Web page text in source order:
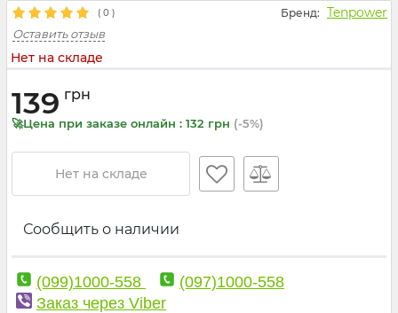
( 0 ) Бренд: Tenpower
Оставить отзыв
Нет на складе
139 грн
🚀Цена при заказе онлайн : 132 грн (-5%)
Нет на складе
Сообщить о наличии
(099)1000-558
(097)1000-558
Заказ через Viber